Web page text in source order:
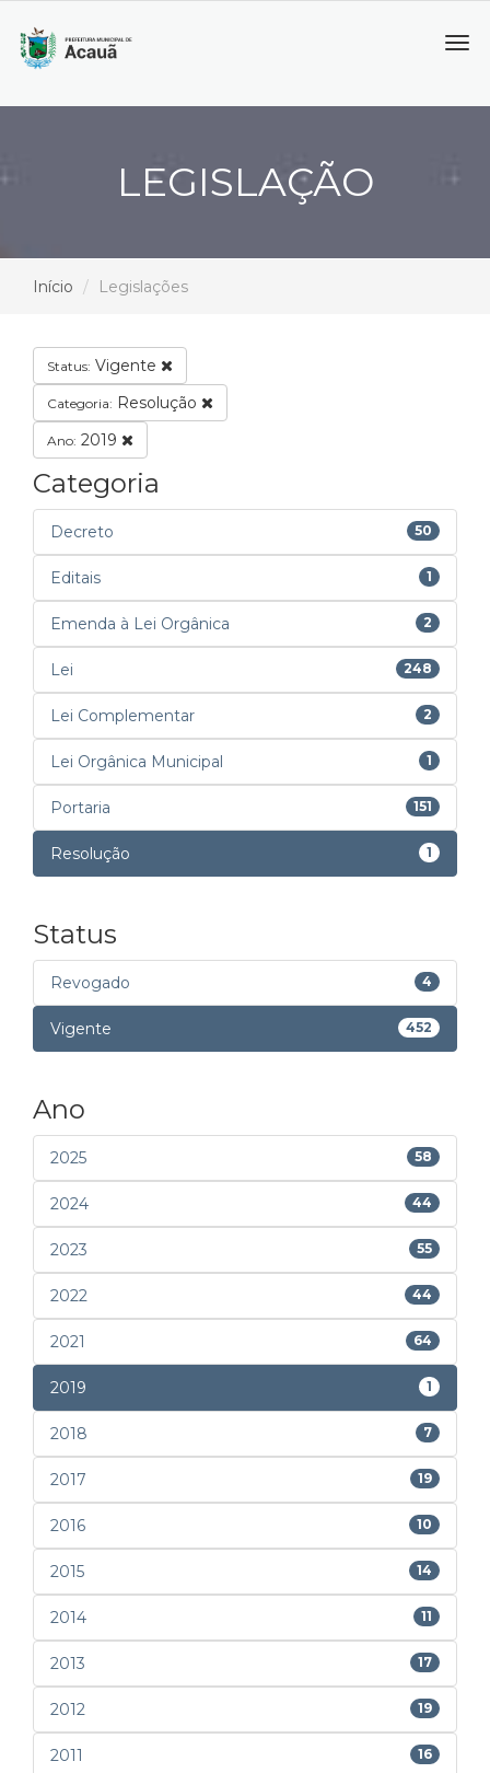
LEGISLAÇÃO
Início Legislações
Status: Vigente
Categoria: Resolução
Ano: 2019
Categoria
Decreto 50
Editais 1
Emenda à Lei Orgânica 2
Lei 248
Lei Complementar 2
Lei Orgânica Municipal 1
Portaria 151
Resolução 1
Status
Revogado 4
Vigente 452
Ano
2025 58
2024 44
2023 55
2022 44
2021 64
2019 1
2018 7
2017 19
2016 10
2015 14
2014 11
2013 17
2012 19
2011 16